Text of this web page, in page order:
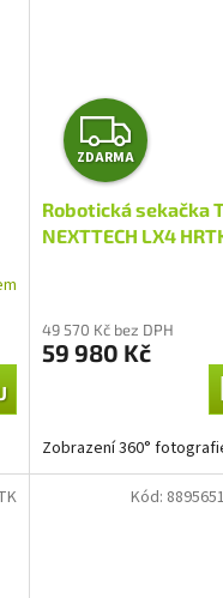
Z
D
A
M
ZDARMA
Robotická sekačka
NEXTTECH LX4
49 570 Kč bez DPH
59 980 Kč
Zobrazení 360°
Kód: